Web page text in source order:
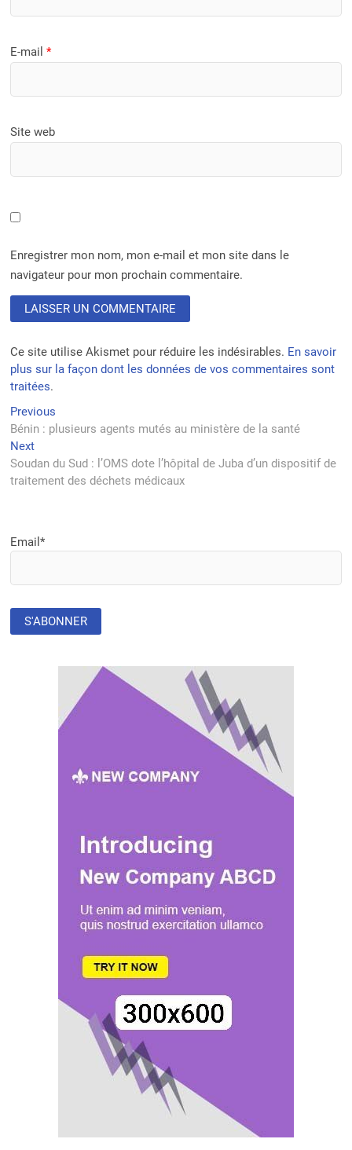
E-mail*
Site web
Enregistrer mon nom, mon e-mail et mon site dans le
navigateur pour mon prochain commentaire.
Ce site utilise Akismet pour réduire les indésirables. En savoir
plus sur la façon dont les données de vos commentaires sont
traitées.
Navigation
de
l’article
Previous
post:
Bénin : plusieurs agents mutés au ministère de la santé
NextNext
post:
Soudan du Sud : l’OMS dote l’hôpital de Juba d’un dispositif de
traitement des déchets médicaux
Email*